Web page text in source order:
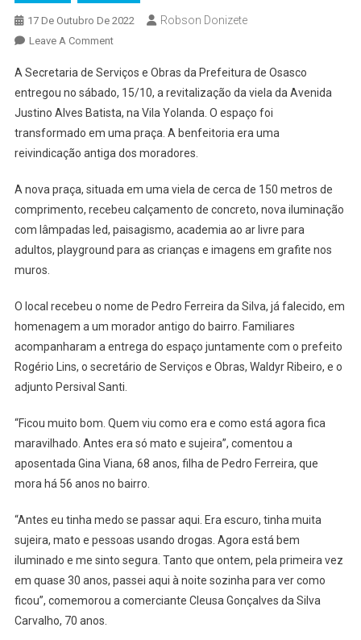
17 De Outubro De 2022 Robson Donizete
Leave A CommentOn
Transforma
Viela
Em
Praça
Na
Yolanda
Em
Osasco
A Secretaria de Serviços e Obras da Prefeitura de Osasco
entregou no sábado, 15/10, a revitalização da viela da Avenida
Justino Alves Batista, na Vila Yolanda. O espaço foi
transformado em uma praça. A benfeitoria era uma
reivindicação antiga dos moradores.
A nova praça, situada em uma viela de cerca de 150 metros de
comprimento, recebeu calçamento de concreto, nova iluminação
com lâmpadas led, paisagismo, academia ao ar livre para
adultos, playground para as crianças e imagens em grafite nos
muros.
O local recebeu o nome de Pedro Ferreira da Silva, já falecido, em
homenagem a um morador antigo do bairro. Familiares
acompanharam a entrega do espaço juntamente com o prefeito
Rogério Lins, o secretário de Serviços e Obras, Waldyr Ribeiro, e o
adjunto Persival Santi.
“Ficou muito bom. Quem viu como era e como está agora fica
maravilhado. Antes era só mato e sujeira”, comentou a
aposentada Gina Viana, 68 anos, filha de Pedro Ferreira, que
mora há 56 anos no bairro.
“Antes eu tinha medo se passar aqui. Era escuro, tinha muita
sujeira, mato e pessoas usando drogas. Agora está bem
iluminado e me sinto segura. Tanto que ontem, pela primeira vez
em quase 30 anos, passei aqui à noite sozinha para ver como
ficou”, comemorou a comerciante Cleusa Gonçalves da Silva
Carvalho, 70 anos.